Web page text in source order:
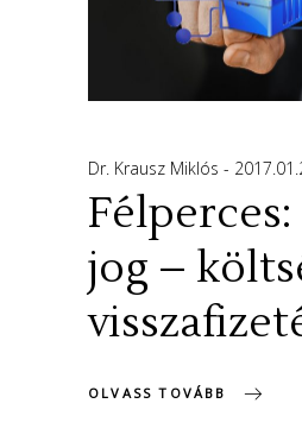
Dr. Krausz Miklós
jog –
OLVASS TOVÁBB